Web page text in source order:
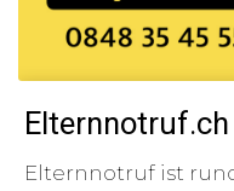
Elternnotruf.ch
Elternnotruf ist